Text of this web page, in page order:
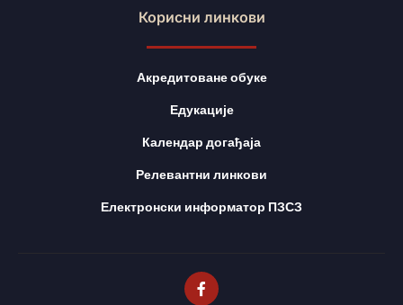
Корисни линкови
Акредитоване обуке
Едукације
Календар догађаја
Релевантни линкови
Електронски информатор ПЗСЗ